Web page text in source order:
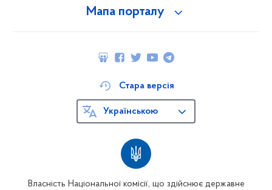
Мапа порталу
Власність Національної комісії, що здійснює державне
Стара версія
Українською